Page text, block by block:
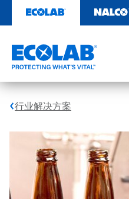
至
行业解决方案